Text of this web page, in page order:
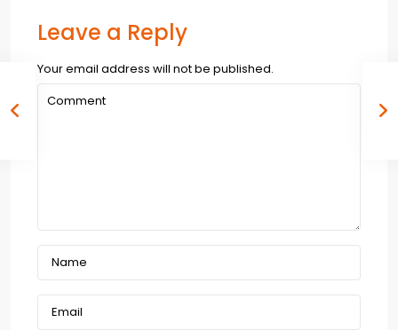
Leave a Reply
Your email address will not be published.